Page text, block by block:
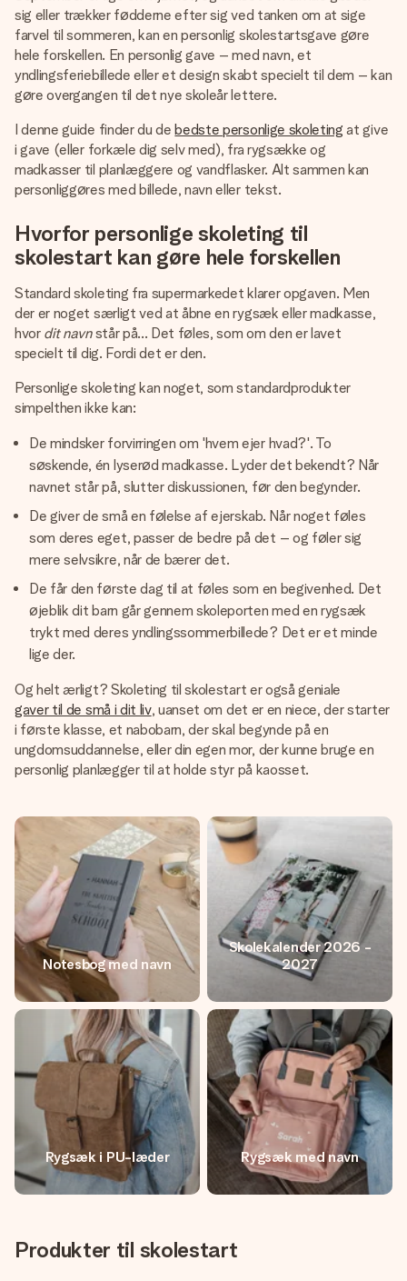
billede af dig eller en besked, der går lige i hendes hjerte.
Intet besvær men udelukkende en masse kærlighed i
øjeblikket.
sig eller trækker fødderne efter sig ved tanken om at sige
farvel til sommeren, kan en personlig skolestartsgave gøre
hele forskellen. En personlig gave – med navn, et
yndlingsferiebillede eller et design skabt specielt til dem – kan
gøre overgangen til det nye skoleår lettere.
I denne guide finder du debedste personlige skoleting at give
i gave (eller forkæle dig selv med), fra rygsække og
madkasser til planlæggere og vandflasker. Alt sammen kan
personliggøres med billede, navn eller tekst.
Hvorfor personlige skoleting til
skolestart kan gøre hele forskellen
Standard skoleting fra supermarkedet klarer opgaven. Men
der er noget særligt ved at åbne en rygsæk eller madkasse,
hvor dit navnstår på... Det føles, som om den er lavet
specielt til dig. Fordi det er den.
Personlige skoleting kan noget, som standardprodukter
simpelthen ikke kan:
De mindsker forvirringen om 'hvem ejer hvad?'. To
søskende, én lyserød madkasse. Lyder det bekendt? Når
navnet står på, slutter diskussionen, før den begynder.
De giver de små en følelse af ejerskab. Når noget føles
som deres eget, passer de bedre på det – og føler sig
mere selvsikre, når de bærer det.
De får den første dag til at føles som en begivenhed. Det
øjeblik dit barn går gennem skoleporten med en rygsæk
trykt med deres yndlingssommerbillede? Det er et minde
lige der.
Og helt ærligt? Skoleting til skolestart er også geniale
gaver til de små i dit liv, uanset om det er en niece, der starter
i første klasse, et nabobarn, der skal begynde på en
ungdomsuddannelse, eller din egen mor, der kunne bruge en
personlig planlægger til at holde styr på kaosset.
Notesbog med navn
Skolekalender 2026 -
2027
Rygsæk i PU-læder Rygsæk med navn
Produkter til skolestart